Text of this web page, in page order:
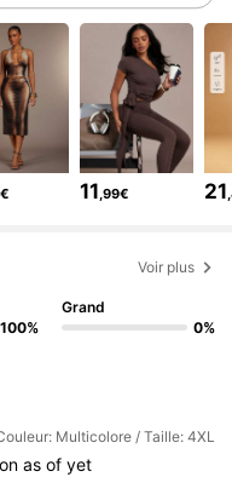
11 ,99€ 21
Voir plus
100%
Grand
0%
Multicolore / Taille: 4XL
onasofyet